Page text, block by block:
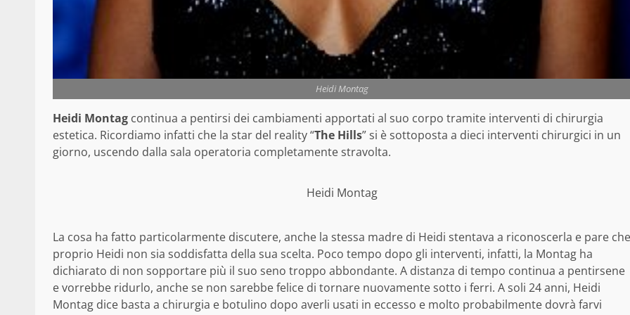
Heidi Montag
Heidi Montag continua a pentirsi dei cambiamenti apportati al suo corpo tramite interventi di chirurgia
estetica. Ricordiamo infatti che la star del reality “The Hills” si è sottoposta a dieci interventi chirurgici in un
giorno, uscendo dalla sala operatoria completamente stravolta.
Heidi Montag
La cosa ha fatto particolarmente discutere, anche la stessa madre di Heidi stentava a riconoscerla e pare che
proprio Heidi non sia soddisfatta della sua scelta. Poco tempo dopo gli interventi, infatti, la Montag ha
dichiarato di non sopportare più il suo seno troppo abbondante. A distanza di tempo continua a pentirsene
e vorrebbe ridurlo, anche se non sarebbe felice di tornare nuovamente sotto i ferri. A soli 24 anni, Heidi
Montag dice basta a chirurgia e botulino dopo averli usati in eccesso e molto probabilmente dovrà farvi